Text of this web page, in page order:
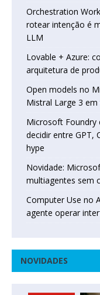
Orchestration
rotear intenção é
LLM
Lovable + Azure:
arquitetura de
Open models no
Mistral Large 3
Microsoft Foundry
decidir entre GPT,
hype
Novidade:
multiagentes sem
Computer Use no
agente operar
NOVIDADES